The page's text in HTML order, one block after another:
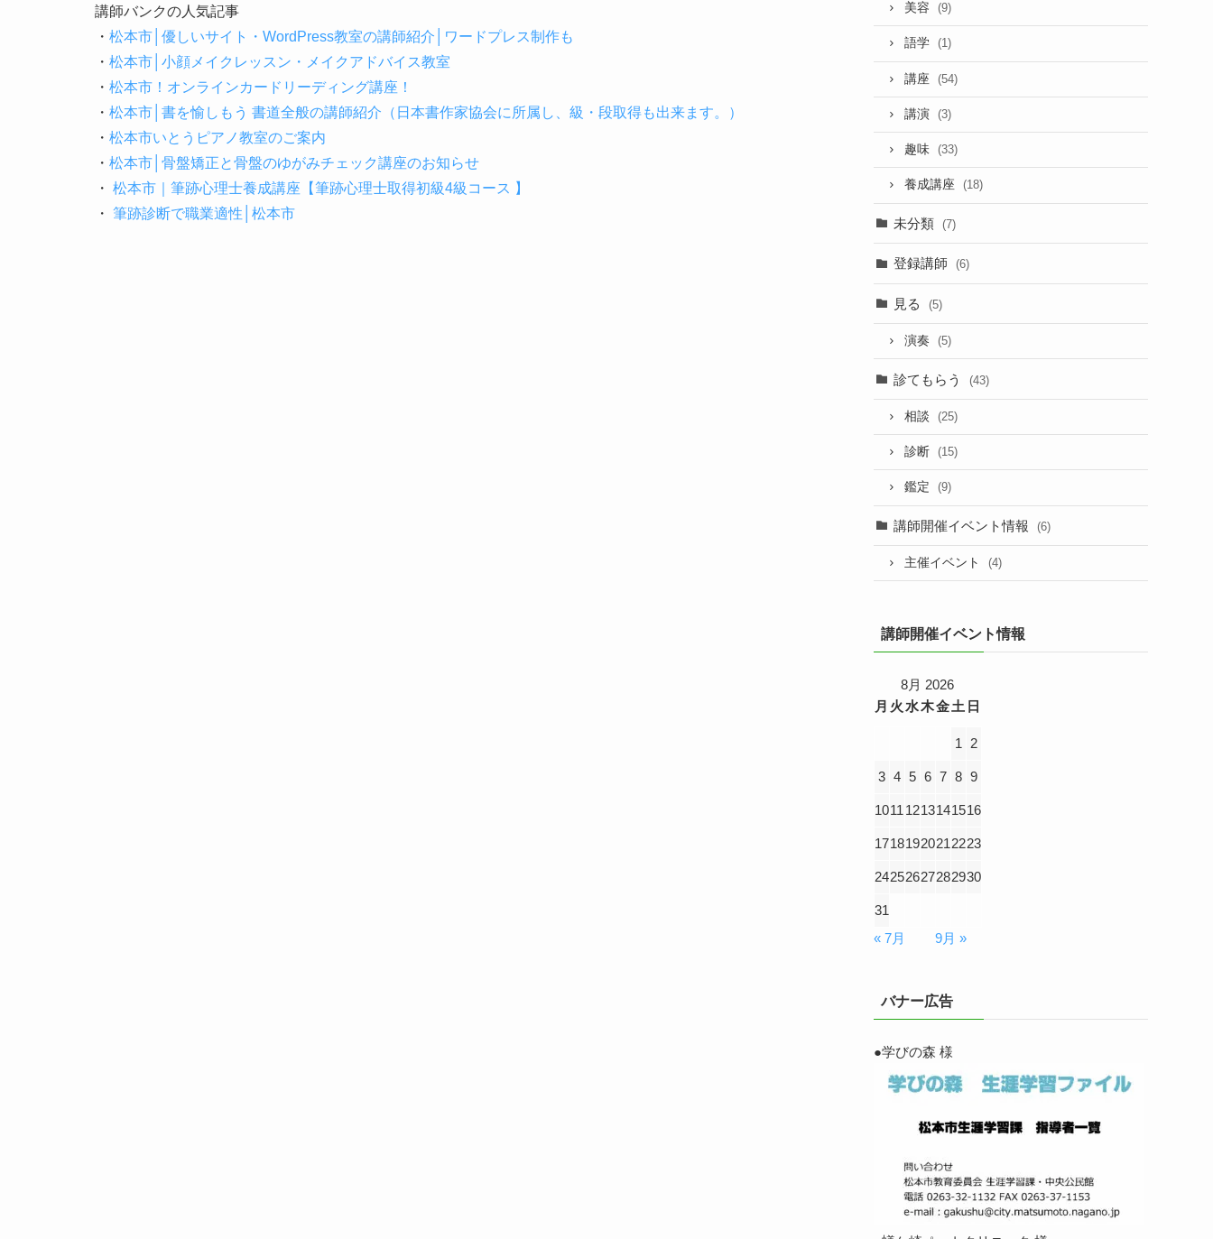
講師バンクの人気記事
・松本市│優しいサイト・WordPress教室の講師紹介│ワードプレス制作も
・松本市│小顔メイクレッスン・メイクアドバイス教室
・松本市！オンラインカードリーディング講座！
・松本市│書を愉しもう 書道全般の講師紹介（日本書作家協会に所属し、級・段取得も出来ます。）
・松本市いとうピアノ教室のご案内
・松本市│骨盤矯正と骨盤のゆがみチェック講座のお知らせ
・ 松本市｜筆跡心理士養成講座【筆跡心理士取得初級4級コース 】
・ 筆跡診断で職業適性│松本市
美容 (9)
語学 (1)
講座 (54)
講演 (3)
趣味 (33)
養成講座 (18)
未分類 (7)
登録講師 (6)
見る (5)
演奏 (5)
診てもらう (43)
相談 (25)
診断 (15)
鑑定 (9)
講師開催イベント情報 (6)
主催イベント (4)
講師開催イベント情報
8月 2026
月 火 水木金土 日
1 2
3 4 5 6 7 8 9
1011 1213141516
17181920212223
24252627282930
31
« 7月
9月 »
バナー広告
●学びの森 様